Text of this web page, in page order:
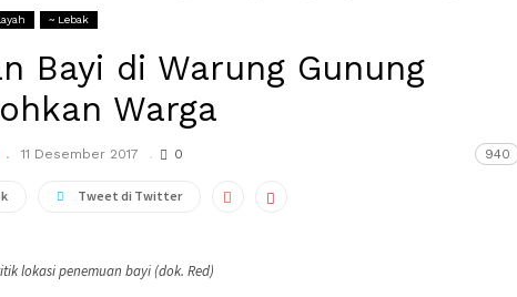
~ Lebak
Bayi di Warung Gunung
Warga
11 Desember 2017 0 940
Tweet di Twitter
lokasi penemuan bayi (dok. Red)